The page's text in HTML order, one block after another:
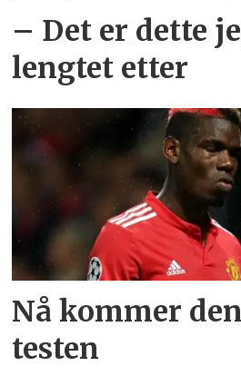
– Det er dette
lengtet etter
Nå kommer
testen